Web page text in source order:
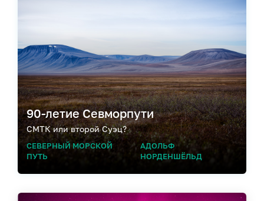
90-летие Севморпути
СМТК или второй Суэц?
СЕВЕРНЫЙ МОРСКОЙ
ПУТЬ
АДОЛЬФ
НОРДЕНШЁЛЬД